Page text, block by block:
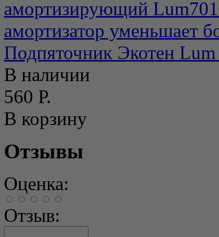
амортизирующий
амортизатор уменьшает
Подпяточник Экотен
В наличии
560 Р.
В корзину
Отзывы
Оценка:
Отзыв: